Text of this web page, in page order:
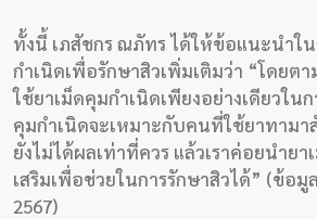
ทั้งนี้ เภสัชกร ณภัทร ได้ให้ข้อแนะนำใ
กำเนิดเพื่อรักษาสิวเพิ่มเติมว่า “โดยตา
ใช้ยาเม็ดคุมกำเนิดเพียงอย่างเดียวใน
คุมกำเนิดจะเหมาะกับคนที่ใช้ยาทามา
ยังไม่ได้ผลเท่าที่ควร แล้วเราค่อยนำย
เสริมเพื่อช่วยในการรักษาสิวได้” (ข้อ
2567)